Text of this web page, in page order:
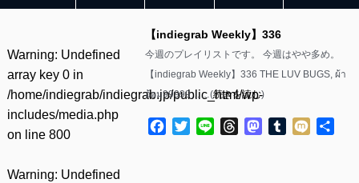
Warning: Undefined
array key 0 in
/home/indiegrab/indiegrab.jp/public_html/wp-
includes/media.php
on line 800
Warning: Undefined
【indiegrab Weekly】336
今週のプレイリストです。 今週はやや多め。
【indiegrab Weekly】336 THE LUV BUGS, ผ้า
อ้อม99999……(続きを読む)
Facebook
TwitterLine ThreadsMastodon
Tumblr
Mixi